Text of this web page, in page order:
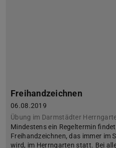
Freihandzeichnen
06.08.2019
Übung im Darmstädter
Mindestens ein Regeltermin
Freihandzeichnen, das immer im
wird, im Herrngarten statt. Bei